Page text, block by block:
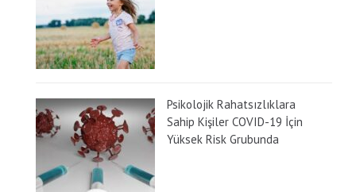
Psikolojik Rahatsızlıklara
Sahip Kişiler COVID-19 İçin
Yüksek Risk Grubunda